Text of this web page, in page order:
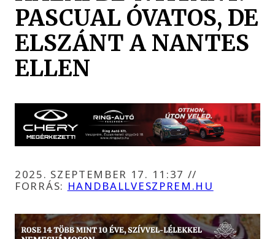
PASCUAL ÓVATOS, DE
ELSZÁNT A NANTES
ELLEN
2025. SZEPTEMBER 17. 11:37 //
FORRÁS: HANDBALLVESZPREM.HU